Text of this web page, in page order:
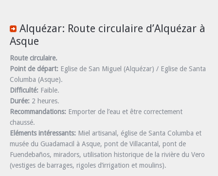
Alquézar: Route circulaire d’Alquézar à
Asque
Route circulaire.
Point de départ: Eglise de San Miguel (Alquézar) / Eglise de Santa
Columba (Asque).
Difficulté: Faible.
Durée: 2 heures.
Recommandations: Emporter de l’eau et être correctement
chaussé.
Eléments intéressants: Miel artisanal, église de Santa Columba et
musée du Guadamacil à Asque, pont de Villacantal, pont de
Fuendebaños, miradors, utilisation historique de la rivière du Vero
(vestiges de barrages, rigoles d’irrigation et moulins).